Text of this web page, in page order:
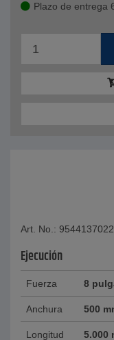
Plazo de entrega
Art. No.:
Ejecución
Fuerza 8
Anchura 500
Longitud 5.000